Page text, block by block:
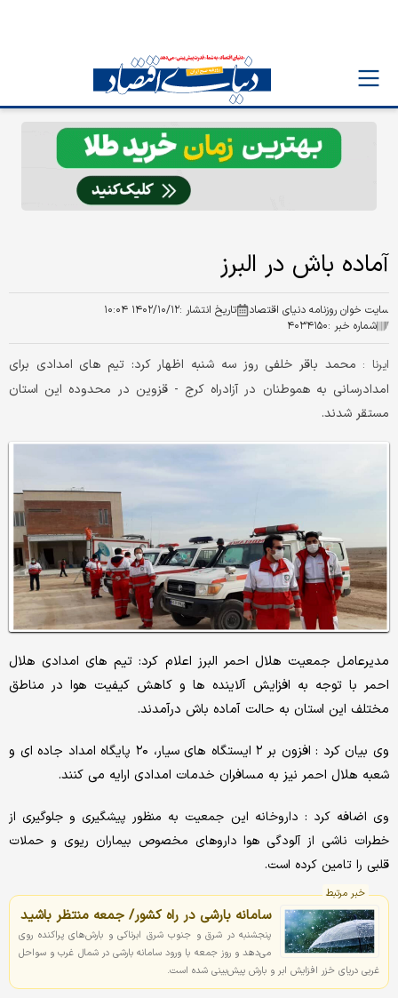
آماده باش در البرز
سایت خوان روزنامه دنیای اقتصاد تاریخ انتشار :۱۴۰۲/۱۰/۱۲ ۱۰:۰۴
شماره خبر :۴۰۳۴۱۵۰
ایرنا : محمد باقر خلفی روز سه شنبه اظهار کرد: تیم های امدادی برای
امدادرسانی به هموطنان در آزادراه کرج - قزوین در محدوده این استان
مستقر شدند.
مدیرعامل جمعیت هلال احمر البرز اعلام کرد: تیم های امدادی هلال
احمر با توجه به افزایش آلاینده ها و کاهش کیفیت هوا در مناطق
مختلف این استان به حالت آماده باش درآمدند.
وی بیان کرد : افزون بر ۲ ایستگاه های سیار، ۲۰ پایگاه امداد جاده ای و
شعبه هلال احمر نیز به مسافران خدمات امدادی ارایه می کنند.
وی اضافه کرد : داروخانه این جمعیت به منظور پیشگیری و جلوگیری از
خطرات ناشی از آلودگی هوا داروهای مخصوص بیماران ریوی و حملات
قلبی را تامین کرده است.
خبر مرتبط
سامانه بارشی در راه کشور/ جمعه منتظر باشید
پنجشنبه در شرق و جنوب شرق ابرناکی و بارش‌های پراکنده روی
می‌دهد و روز جمعه با ورود سامانه بارشی در شمال غرب و سواحل
غربی دریای خزر افزایش ابر و بارش پیش‌بینی شده است.